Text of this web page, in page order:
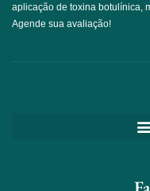
aplicação de toxina botulínica,
Agende sua avaliação!